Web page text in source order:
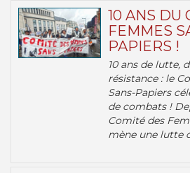
10 ANS DU
FEMMES
PAPIERS !
10 ans de lutte,
résistance : le
Sans-Papiers
de combats !
Comité des
mène une lutte